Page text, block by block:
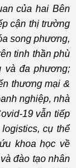
của hai Bên
cận thị trường
song phương,
tinh thần phù
và đa phương;
thương mại &
nghiệp, nhà
19 vẫn tiếp
cụ thể
khoa học về
đào tạo nhân